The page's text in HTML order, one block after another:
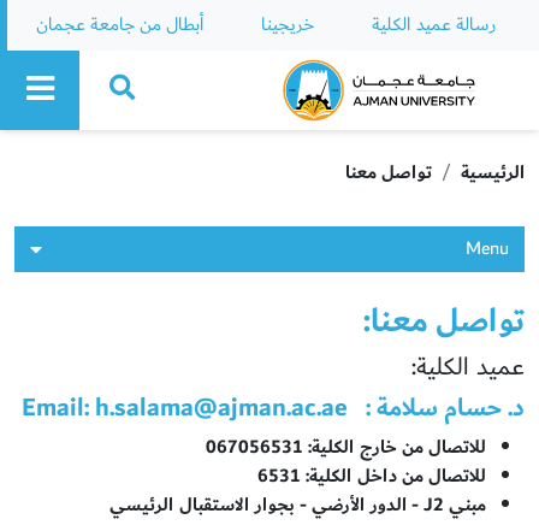
رسالة عميد الكلية خريجينا أبطال من جامعة عجمان
Ajman University
الرئيسية تواصل معنا
Menu
تواصل معنا:
عميد الكلية:
د. حسام سلامة : h.salama@ajman.ac.ae
للاتصال من خارج الكلية: 067056531
للاتصال من داخل الكلية: 6531
مبني J2 - الدور الأرضي - بجوار الاستقبال الرئيسي